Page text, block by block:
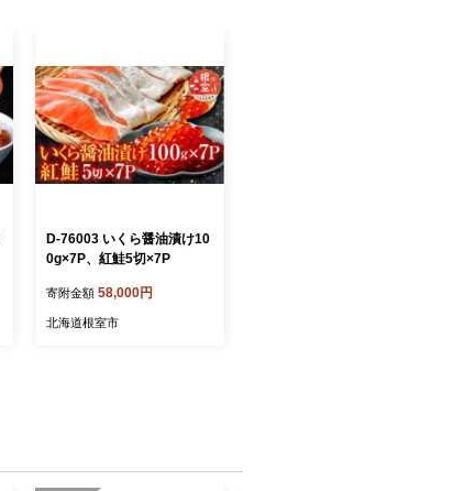
D-76003 いくら醤油漬け10
0g×7P、紅鮭5切×7P
寄附金額 58,000円
北海道根室市